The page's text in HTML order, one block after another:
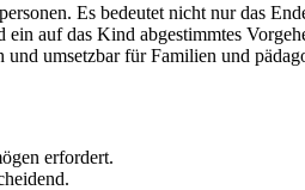
Es bedeutet nicht nur das
auf das Kind abgestimmtes
umsetzbar für Familien und
erfordert.